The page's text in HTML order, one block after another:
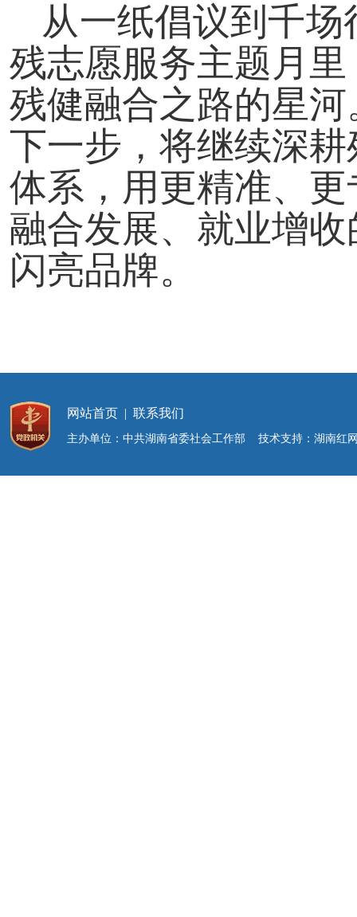
从一纸倡议到千
残志愿服务主题月
残健融合之路的星
下一步，将继续深
体系，用更精准、
融合发展、就业增
闪亮品牌。
网站首页 |联系我们
主办单位：中共湖南省委社会工作部 技术支持：湖南红